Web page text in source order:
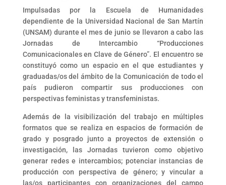
Impulsadas por la Escuela de Humanidades
dependiente de la Universidad Nacional de San Martín
(UNSAM) durante el mes de junio se llevaron a cabo las
Jornadas de Intercambio “Producciones
Comunicacionales en Clave de Género”. El encuentro se
constituyó como un espacio en el que estudiantes y
graduadas/os del ámbito de la Comunicación de todo el
país pudieron compartir sus producciones con
perspectivas feministas y transfeministas.
Además de la visibilización del trabajo en múltiples
formatos que se realiza en espacios de formación de
grado y posgrado junto a proyectos de extensión o
investigación, las Jornadas tuvieron como objetivo
generar redes e intercambios; potenciar instancias de
producción con perspectiva de género; y vincular a
las/os participantes con organizaciones del campo